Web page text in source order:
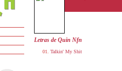
Letras de Quin Nfn
Talkin' My Shit